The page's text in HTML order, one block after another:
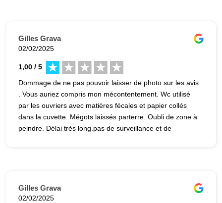
Gilles Grava
02/02/2025
1,00 / 5
Dommage de ne pas pouvoir laisser de photo sur les avis
. Vous auriez compris mon mécontentement. Wc utilisé
par les ouvriers avec matières fécales et papier collés
dans la cuvette. Mégots laissés parterre. Oubli de zone à
peindre. Délai très long.pas de surveillance et de
Gilles Grava
02/02/2025